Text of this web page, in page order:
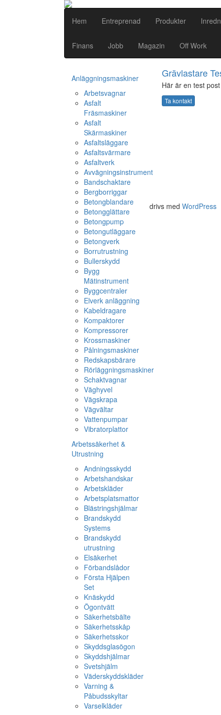
Hem Entreprenad Produkter
Finans Jobb Magazin Off Work
Anläggningsmaskiner
Arbetsvagnar
Asfalt
Fräsmaskiner
Asfalt
Skärmaskiner
Asfaltsläggare
Asfaltsvärmare
Asfaltverk
Avvägningsinstrument
Bandschaktare
Bergborriggar
Betongblandare
Betongglättare
Betongpump
Betongutläggare
Betongverk
Borrutrustning
Bullerskydd
Bygg
Mätinstrument
Byggcentraler
Elverk anläggning
Kabeldragare
Kompaktorer
Kompressorer
Krossmaskiner
Pålningsmaskiner
Redskapsbärare
Rörläggningsmaskiner
Schaktvagnar
Väghyvel
Vägskrapa
Vägvältar
Vattenpumpar
Vibratorplattor
Arbetssäkerhet &
Utrustning
Andningsskydd
Arbetshandskar
Arbetskläder
Arbetsplatsmattor
Blästringshjälmar
Brandskydd
Systems
Brandskydd
utrustning
Elsäkerhet
Förbandslådor
Första Hjälpen
Set
Knäskydd
Ögontvätt
Säkerhetsbälte
Säkerhetsskåp
Säkerhetsskor
Skyddsglasögon
Skyddshjälmar
Svetshjälm
Väderskyddskläder
Varning &
Påbudsskyltar
Varselkläder
Grävlastare
Här är en test
Ta kontakt
drivs med WordPress